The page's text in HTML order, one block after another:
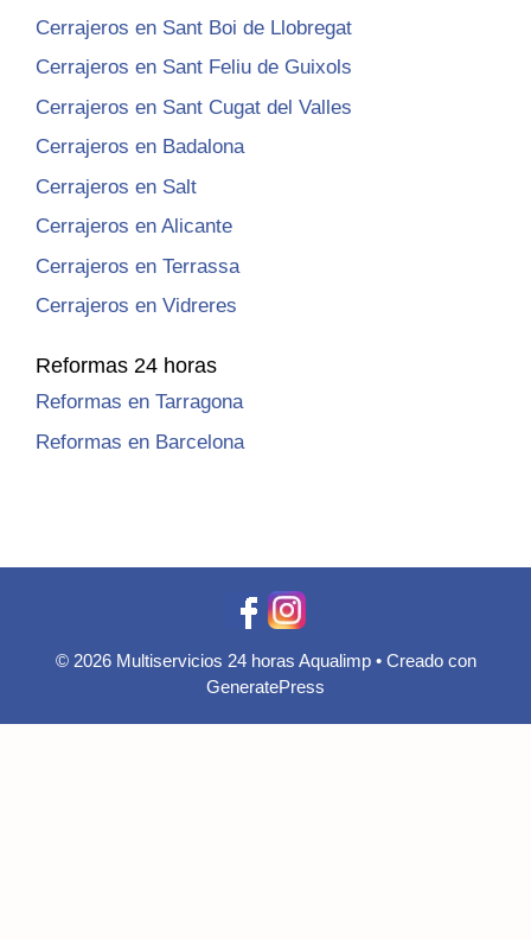
Cerrajeros en Sant Boi de Llobregat
Cerrajeros en Sant Feliu de Guixols
Cerrajeros en Sant Cugat del Valles
Cerrajeros en Badalona
Cerrajeros en Salt
Cerrajeros en Alicante
Cerrajeros en Terrassa
Cerrajeros en Vidreres
Reformas 24 horas
Reformas en Tarragona
Reformas en Barcelona
© 2026 Multiservicios 24 horas Aqualimp• Creado con
GeneratePress